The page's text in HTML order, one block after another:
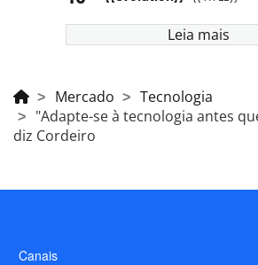
Leia mais
Mercado
Tecnologia
"Adapte-se à tecnologia antes
diz Cordeiro
Canais